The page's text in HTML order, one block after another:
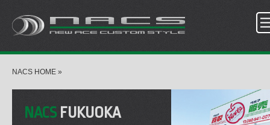
NACS HOME »
NACSFUKUOKA